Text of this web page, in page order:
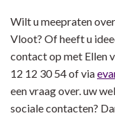
Wilt u meepraten
Vloot? Of heeft u
contact op met Ellen
12 12 30 54 of via
een vraag over. uw
sociale contacten?